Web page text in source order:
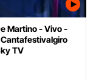
Martino - Vivo -
TV